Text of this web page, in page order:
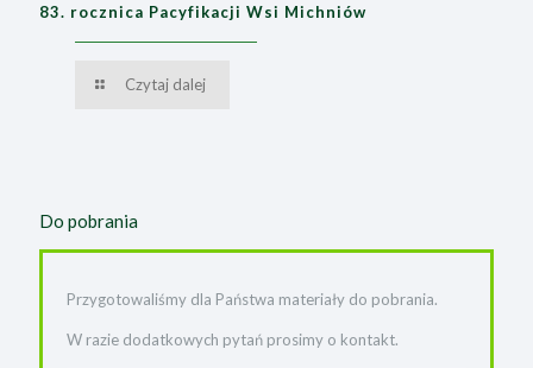
83. rocznica Pacyfikacji Wsi Michniów
Czytaj dalej
Do pobrania
Przygotowaliśmy dla Państwa materiały do pobrania.
W razie dodatkowych pytań prosimy o kontakt.